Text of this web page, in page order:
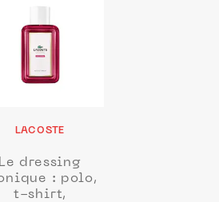
LACOSTE
Le dressing
: polo,
t-shirt,